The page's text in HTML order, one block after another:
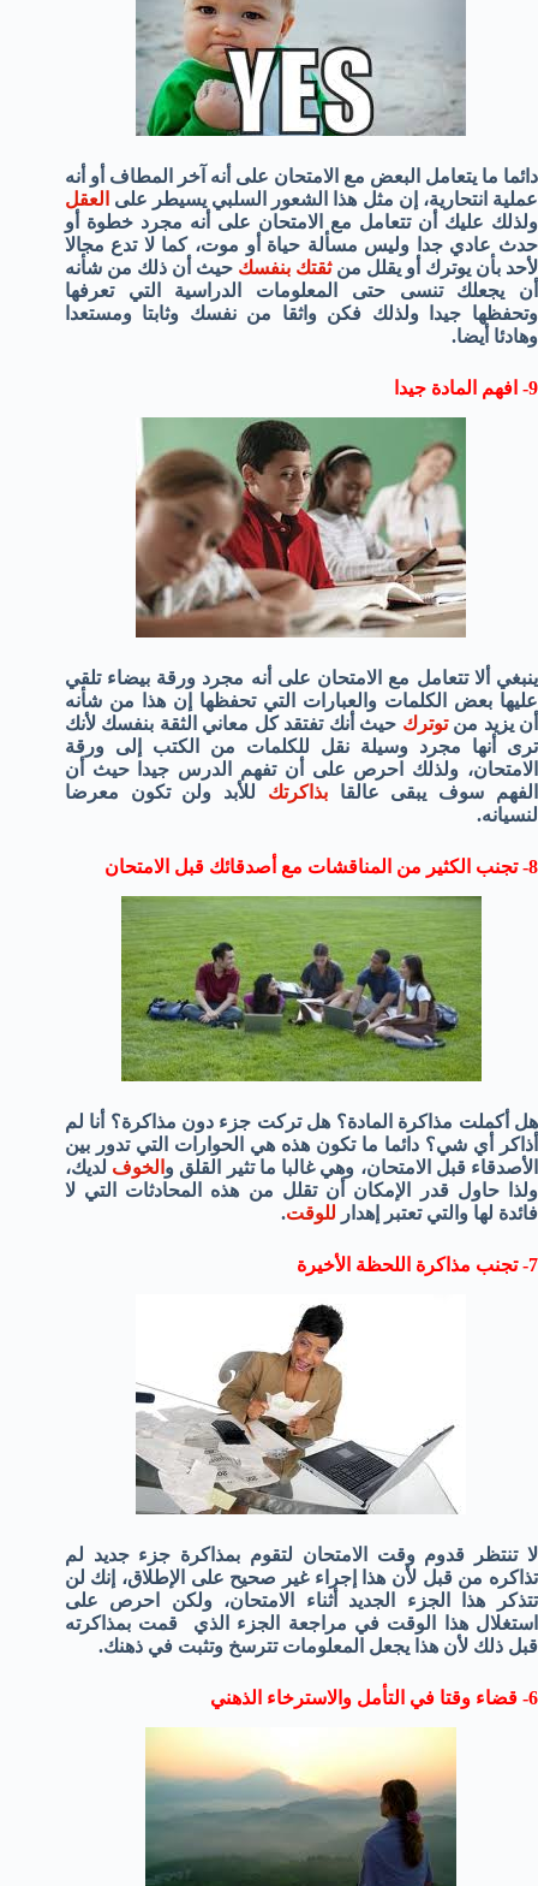
دائما ما يتعامل البعض مع الامتحان على أنه آخر المطاف أو أنه
عملية انتحارية، إن مثل هذا الشعور السلبي يسيطر على العقل
ولذلك عليك أن تتعامل مع الامتحان على أنه مجرد خطوة أو
حدث عادي جدا وليس مسألة حياة أو موت، كما لا تدع مجالا
لأحد بأن يوترك أو يقلل منثقتك بنفسك حيث أن ذلك من شأنه
أن يجعلك تنسى حتى المعلومات الدراسية التي تعرفها
وتحفظها جيدا ولذلك فكن واثقا من نفسك وثابتا ومستعدا
وهادئا أيضا.
9- افهم المادة جيدا
ينبغي ألا تتعامل مع الامتحان على أنه مجرد ورقة بيضاء تلقي
عليها بعض الكلمات والعبارات التي تحفظها إن هذا من شأنه
أن يزيد منتوترك حيث أنك تفتقد كل معاني الثقة بنفسك لأنك
ترى أنها مجرد وسيلة نقل للكلمات من الكتب إلى ورقة
الامتحان، ولذلك احرص على أن تفهم الدرس جيدا حيث أن
الفهم سوف يبقى عالقابذاكرتك للأبد ولن تكون معرضا
لنسيانه.
8- تجنب الكثير من المناقشات مع أصدقائك قبل الامتحان
هل أكملت مذاكرة المادة؟ هل تركت جزء دون مذاكرة؟ أنا لم
أذاكر أي شي؟ دائما ما تكون هذه هي الحوارات التي تدور بين
الأصدقاء قبل الامتحان، وهي غالبا ما تثير القلق و الخوف لديك،
ولذا حاول قدر الإمكان أن تقلل من هذه المحادثات التي لا
فائدة لها والتي تعتبر إهدار للوقت.
7- تجنب مذاكرة اللحظة الأخيرة
لا تنتظر قدوم وقت الامتحان لتقوم بمذاكرة جزء جديد لم
تذاكره من قبل لأن هذا إجراء غير صحيح على الإطلاق، إنك لن
تتذكر هذا الجزء الجديد أثناء الامتحان، ولكن احرص على
استغلال هذا الوقت في مراجعة الجزء الذي قمت بمذاكرته
قبل ذلك لأن هذا يجعل المعلومات تترسخ وتثبت في ذهنك.
6- قضاء وقتا في التأمل والاسترخاء الذهني